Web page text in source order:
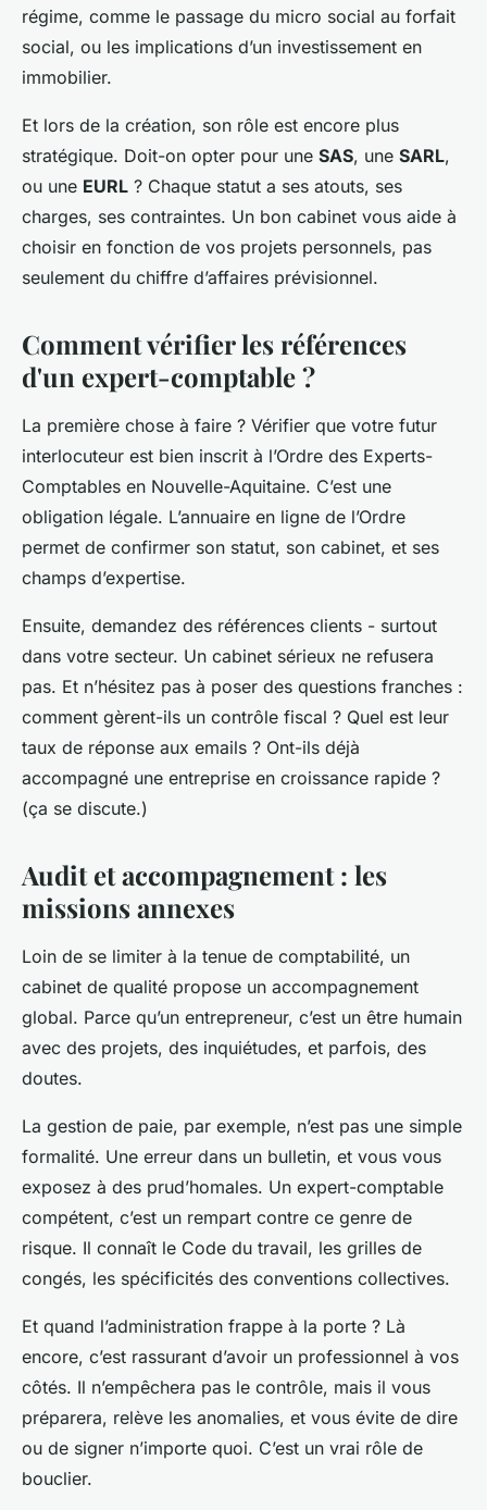
régime, comme le passage du micro social au forfait
social, ou les implications d’un investissement en
immobilier.
Et lors de la création, son rôle est encore plus
stratégique. Doit-on opter pour une SAS, une SARL,
ou une EURL ? Chaque statut a ses atouts, ses
charges, ses contraintes. Un bon cabinet vous aide à
choisir en fonction de vos projets personnels, pas
seulement du chiffre d’affaires prévisionnel.
Comment vérifier les références
d'un expert-comptable ?
La première chose à faire ? Vérifier que votre futur
interlocuteur est bien inscrit à l’Ordre des Experts-
Comptables en Nouvelle-Aquitaine. C’est une
obligation légale. L’annuaire en ligne de l’Ordre
permet de confirmer son statut, son cabinet, et ses
champs d’expertise.
Ensuite, demandez des références clients - surtout
dans votre secteur. Un cabinet sérieux ne refusera
pas. Et n’hésitez pas à poser des questions franches :
comment gèrent-ils un contrôle fiscal ? Quel est leur
taux de réponse aux emails ? Ont-ils déjà
accompagné une entreprise en croissance rapide ?
(ça se discute.)
Audit et accompagnement : les
missions annexes
Loin de se limiter à la tenue de comptabilité, un
cabinet de qualité propose un accompagnement
global. Parce qu’un entrepreneur, c’est un être humain
avec des projets, des inquiétudes, et parfois, des
doutes.
La gestion de paie, par exemple, n’est pas une simple
formalité. Une erreur dans un bulletin, et vous vous
exposez à des prud’homales. Un expert-comptable
compétent, c’est un rempart contre ce genre de
risque. Il connaît le Code du travail, les grilles de
congés, les spécificités des conventions collectives.
Et quand l’administration frappe à la porte ? Là
encore, c’est rassurant d’avoir un professionnel à vos
côtés. Il n’empêchera pas le contrôle, mais il vous
préparera, relève les anomalies, et vous évite de dire
ou de signer n’importe quoi. C’est un vrai rôle de
bouclier.